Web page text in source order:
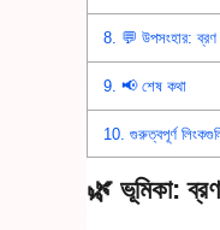
8. 💬 উপসংহার:
9. 📢 শেষ কথা
10. গুরুত্বপূর্ণ
🌿 ভূমিকা: